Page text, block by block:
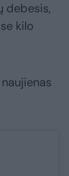
debesis,
kilo